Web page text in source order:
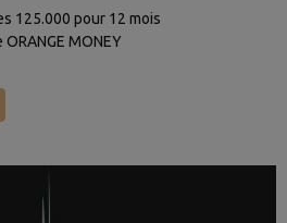
125.000 pour 12 mois
MONEY